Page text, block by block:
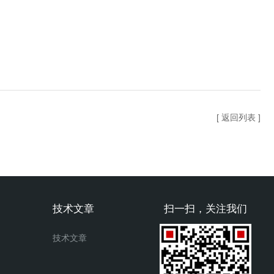
[ 返回列表 ]
扫一扫，关注我们
技术文章
技术文章